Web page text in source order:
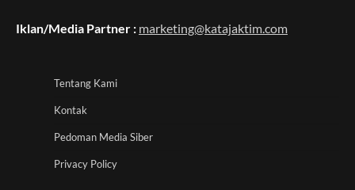
Iklan/Media Partner : marketing@katajaktim.com
Tentang Kami
Kontak
Pedoman Media Siber
Privacy Policy